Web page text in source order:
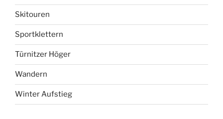
Skitouren
Sportklettern
Türnitzer Höger
Wandern
Winter Aufstieg